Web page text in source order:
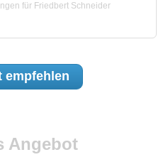
für Friedbert Schneider
empfehlen
Angebot